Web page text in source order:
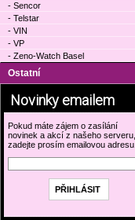
- Sencor
- Telstar
- VIN
- VP
- Zeno-Watch Basel
Ostatní
Novinky emailem
Pokud máte zájem o zasílání
novinek a akcí z našeho serveru,
zadejte prosím emailovou adresu.